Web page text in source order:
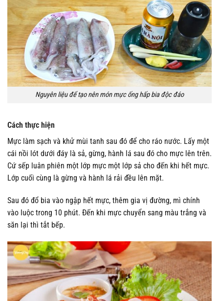
Nguyên liệu để tạo nên món mực ống hấp bia độc đáo
Cách thực hiện
Mực làm sạch và khử mùi tanh sau đó để cho ráo nước. Lấy một
cái nồi lót dưới đáy là sả, gừng, hành lá sau đó cho mực lên trên.
Cứ sếp luân phiên một lớp mực một lớp sả cho đến khi hết mực.
Lớp cuối cùng là gừng và hành lá rải đều lên mặt.
Sau đó đổ bia vào ngập hết mực, thêm gia vị đường, mì chính
vào luộc trong 10 phút. Đến khi mực chuyển sang màu trắng và
săn lại thì tắt bếp.